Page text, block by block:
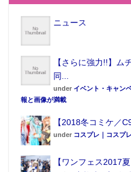
ニュース
【さらに強力!!】ム
同...
under イベント・キャン
報と画像が満載
【2018冬コミケ／
under コスプレ｜コスプ
【ワンフェス2017